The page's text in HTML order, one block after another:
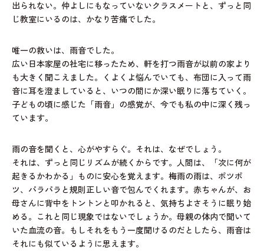
出られない。仲よしにもなっていないクラスメートと、ずっと同
じ教室にいるのは、かなり苦痛でした。
唯一の救いは、雨音でした。
広い日本家屋の社宅に移ったため、軒を打つ雨音が以前の家より
も大きく聞こえました。くよくよ悩んでいても、布団に入って雨
音に耳を澄ましていると、いつの間にか深い眠りに落ちていく。
子どもの頃に感じた「雨音」の感覚が、今でも私の中に深く残っ
ています。
雨の音を聞くと、心がやすらぐ。それは、なぜでしょう。
それは、ずっと同じリズムが続くからです。人間は、「次に何が
起きるかわかる」ものに安心を覚えます。梅雨の雨は、ポツポ
ツ、パラパラと規則正しい音で包んでくれます。赤ちゃんが、お
母さんに背中をトントンと叩かれると、気持ちよさそうに眠り始
める。これと同じ現象ではないでしょうか。母親の体内で聞いて
いた血流の音。もしそれをもう一度聞けるのだとしたら、雨音は
それにも似ているように思えます。